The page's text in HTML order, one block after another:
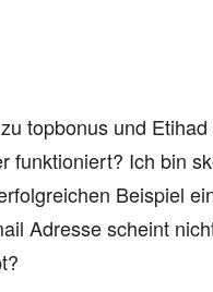
topbonus und
funktioniert? Ich bin
Beispiel
Adresse scheint